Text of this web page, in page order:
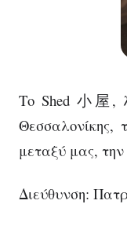
Το Shed 小屋,
Θεσσαλονίκης,
μεταξύ μας,
Διεύθυνση: